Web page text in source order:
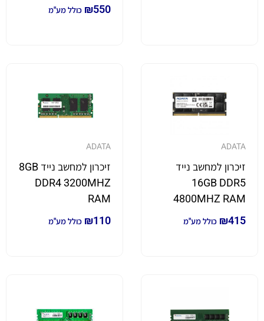
₪550 כולל מע"מ
ADATA
זיכרון למחשב נייד
16GB DDR5
4800MHZ RAM
₪415 כולל מע"מ
ADATA
זיכרון למחשב נייד 8GB
DDR4 3200MHZ
RAM
₪110 כולל מע"מ